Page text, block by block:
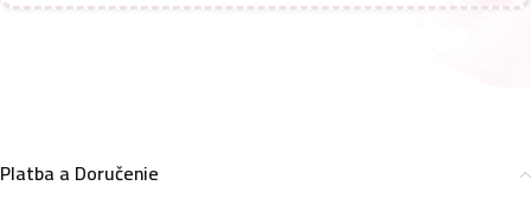
Platba a Doručenie